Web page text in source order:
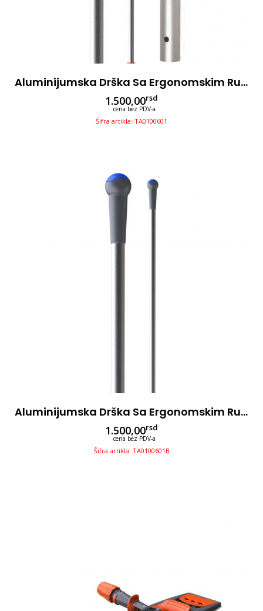
Aluminijumska Drška Sa Ergonomskim Rukohvatom 145cm, Narandžasta
1.500,00rsd
cena bez PDV-a
Šifra artikla: TA0100601
Aluminijumska Drška Sa Ergonomskim Rukohvatom 145cm, Plava
1.500,00rsd
cena bez PDV-a
Šifra artikla: TA0100601B